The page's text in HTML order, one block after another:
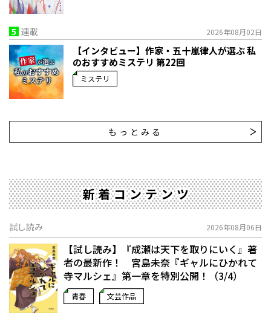
5 連載 2026年08月02日
【インタビュー】作家・五十嵐律人が選ぶ 私
のおすすめミステリ 第22回
ミステリ
もっとみる
新着コンテンツ
試し読み 2026年08月06日
【試し読み】『成瀬は天下を取りにいく』著
者の最新作！ 宮島未奈『ギャルにひかれて
寺マルシェ』第一章を特別公開！（3/4）
青春 文芸作品